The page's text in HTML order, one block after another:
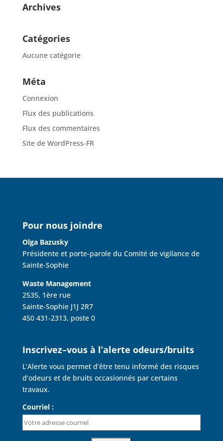
Archives
Catégories
Aucune catégorie
Méta
Connexion
Flux des publications
Flux des commentaires
Site de WordPress-FR
Pour nous joindre
Olga Bazusky
Présidente et porte-parole du Comité de vigilance de
Sainte-Sophie
Waste Management
2535, 1ère rue
Sainte-Sophie J1J 2R7
450 431-2313, poste 0
Inscrivez–vous à l’alerte odeurs/bruits
L’Alerte vous permet d’être tenu informé des risques
d’odeurs et de bruits occasionnés par certains
travaux.
Courriel :